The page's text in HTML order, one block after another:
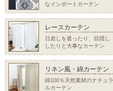
なインポートカーテン
レースカーテン
日差しを遮ったり、目隠し
したりと大事なカーテン
リネン風・綿カーテン
綿100％天然素材のナチュラ
ルカーテン